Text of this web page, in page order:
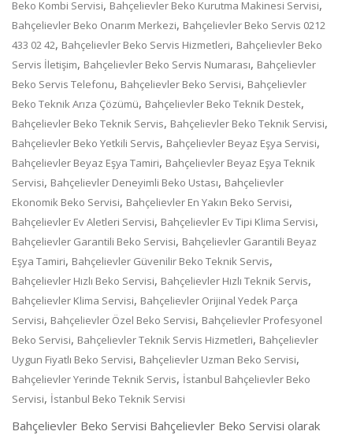
Beko Kombi Servisi, Bahçelievler Beko Kurutma Makinesi Servisi,
Bahçelievler Beko Onarım Merkezi, Bahçelievler Beko Servis 0212
433 02 42, Bahçelievler Beko Servis Hizmetleri, Bahçelievler Beko
Servis İletişim, Bahçelievler Beko Servis Numarası, Bahçelievler
Beko Servis Telefonu, Bahçelievler Beko Servisi, Bahçelievler
Beko Teknik Arıza Çözümü, Bahçelievler Beko Teknik Destek,
Bahçelievler Beko Teknik Servis, Bahçelievler Beko Teknik Servisi,
Bahçelievler Beko Yetkili Servis, Bahçelievler Beyaz Eşya Servisi,
Bahçelievler Beyaz Eşya Tamiri, Bahçelievler Beyaz Eşya Teknik
Servisi, Bahçelievler Deneyimli Beko Ustası, Bahçelievler
Ekonomik Beko Servisi, Bahçelievler En Yakın Beko Servisi,
Bahçelievler Ev Aletleri Servisi, Bahçelievler Ev Tipi Klima Servisi,
Bahçelievler Garantili Beko Servisi, Bahçelievler Garantili Beyaz
Eşya Tamiri, Bahçelievler Güvenilir Beko Teknik Servis,
Bahçelievler Hızlı Beko Servisi, Bahçelievler Hızlı Teknik Servis,
Bahçelievler Klima Servisi, Bahçelievler Orijinal Yedek Parça
Servisi, Bahçelievler Özel Beko Servisi, Bahçelievler Profesyonel
Beko Servisi, Bahçelievler Teknik Servis Hizmetleri, Bahçelievler
Uygun Fiyatlı Beko Servisi, Bahçelievler Uzman Beko Servisi,
Bahçelievler Yerinde Teknik Servis, İstanbul Bahçelievler Beko
Servisi, İstanbul Beko Teknik Servisi
Bahçelievler Beko Servisi Bahçelievler Beko Servisi olarak